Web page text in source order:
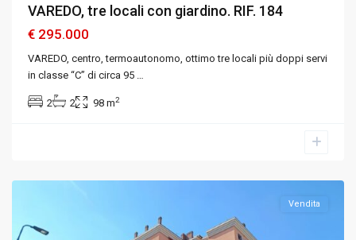
VAREDO, tre locali con giardino. RIF. 184
€ 295.000
VAREDO, centro, termoautonomo, ottimo tre locali più doppi servi
in classe “C” di circa 95
2 2 98 m2
Vendita